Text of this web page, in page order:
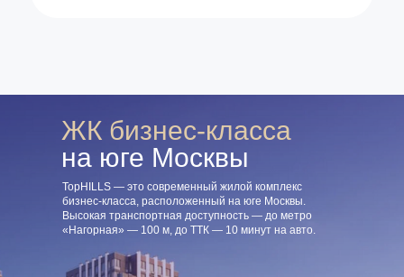
ЖК бизнес-класса
на юге Москвы
TopHILLS — это современный жилой комплекс
бизнес-класса, расположенный на юге Москвы.
Высокая транспортная доступность — до метро
«Нагорная» — 100 м, до ТТК — 10 минут на авто.